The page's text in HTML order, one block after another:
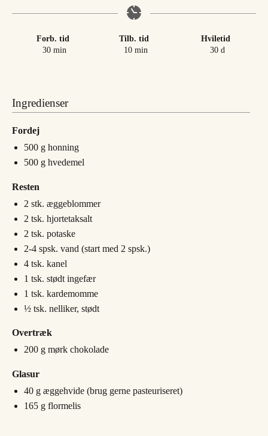
Forb. tid
30minutter
min
Tilb. tid
10minutter
min
Hviletid
30dage
d
Ingredienser
Fordej
500 g honning
500 g hvedemel
Resten
2 stk. æggeblommer
2 tsk. hjortetaksalt
2 tsk. potaske
2-4 spsk. vand (start med 2 spsk.)
4 tsk. kanel
1 tsk. stødt ingefær
1 tsk. kardemomme
½ tsk. nelliker, stødt
Overtræk
200 g mørk chokolade
Glasur
40 g æggehvide (brug gerne pasteuriseret)
165 g flormelis